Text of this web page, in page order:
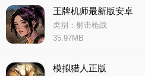
王牌机师最新版安卓
类别：射击枪战
35.97MB
模拟猎人正版